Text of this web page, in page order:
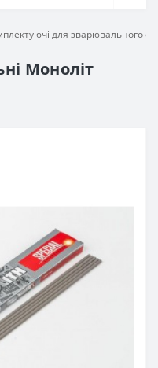
для зварювального
Моноліт